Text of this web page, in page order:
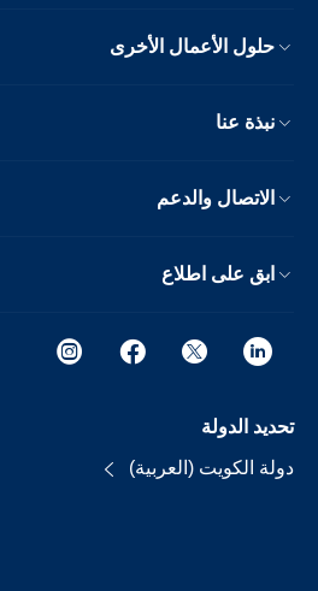
حلول الأعمال الأخرى
نبذة عنا
الاتصال والدعم
ابق على اطلاع
تحديد الدولة
دولة الكويت (العربية)